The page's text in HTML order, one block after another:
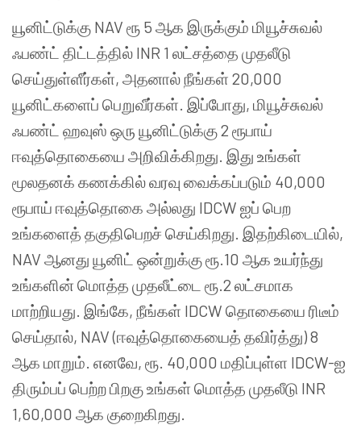
யூனிட்டுக்கு NAV ரூ 5 ஆக இருக்கும் மியூச்சுவல்
ஃபண்ட் திட்டத்தில் INR 1 லட்சத்தை முதலீடு
செய்துள்ளீர்கள், அதனால் நீங்கள் 20,000
யூனிட்களைப் பெறுவீர்கள். இப்போது, மியூச்சுவல்
ஃபண்ட் ஹவுஸ் ஒரு யூனிட்டுக்கு 2 ரூபாய்
ஈவுத்தொகையை அறிவிக்கிறது. இது உங்கள்
மூலதனக் கணக்கில் வரவு வைக்கப்படும் 40,000
ரூபாய் ஈவுத்தொகை அல்லது IDCW ஐப் பெற
உங்களைத் தகுதிபெறச் செய்கிறது. இதற்கிடையில்,
NAV ஆனது யூனிட் ஒன்றுக்கு ரூ.10 ஆக உயர்ந்து
உங்களின் மொத்த முதலீட்டை ரூ.2 லட்சமாக
மாற்றியது. இங்கே, நீங்கள் IDCW தொகையை ரிடீம்
செய்தால், NAV (ஈவுத்தொகையைத் தவிர்த்து) 8
ஆக மாறும். எனவே, ரூ. 40,000 மதிப்புள்ள IDCW-ஐ
திரும்பப் பெற்ற பிறகு உங்கள் மொத்த முதலீடு INR
1,60,000 ஆக குறைகிறது.